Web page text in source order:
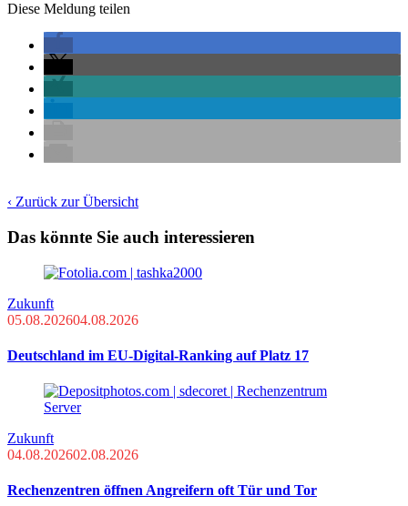
Diese Meldung teilen
‹ Zurück zur Übersicht
Das könnte Sie auch interessieren
Zukunft
05.08.202604.08.2026
Deutschland im EU-Digital-Ranking auf Platz 17
Zukunft
04.08.202602.08.2026
Rechenzentren öffnen Angreifern oft Tür und Tor